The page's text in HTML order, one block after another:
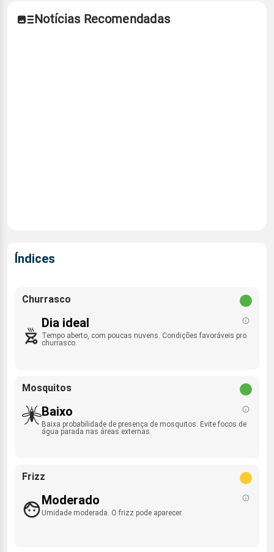
Notícias Recomendadas
Índices
Churrasco
Dia ideal
Tempo aberto, com poucas nuvens. Condições favoráveis pro
churrasco.
Mosquitos
Baixo
Baixa probabilidade de presença de mosquitos. Evite focos de
água parada nas áreas externas.
Frizz
Moderado
Umidade moderada. O frizz pode aparecer.